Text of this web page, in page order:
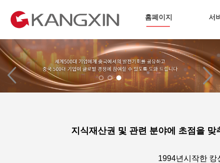
홈폐이지 서
지식재산권 및 관련 분야에 초점을
1994년시작한 캉